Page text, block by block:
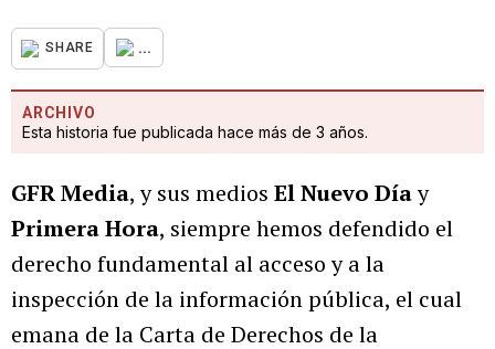
SHARE ...
ARCHIVO
Esta historia fue publicada hace más de 3 años.
GFR Media, y sus medios El Nuevo Díay
Primera Hora, siempre hemos defendido el
derecho fundamental al acceso y a la
inspección de la información pública, el cual
emana de la Carta de Derechos de la